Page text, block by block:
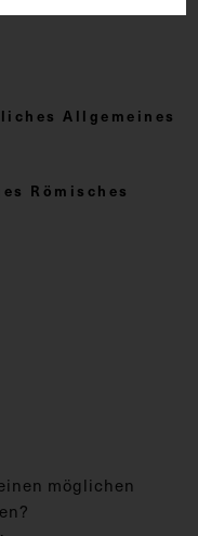
Allgemeines
Römisches
möglichen